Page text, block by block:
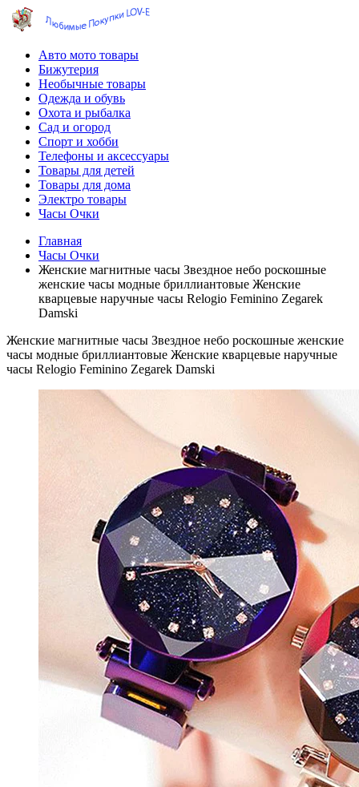
Авто мото товары
Бижутерия
Необычные товары
Одежда и обувь
Охота и рыбалка
Сад и огород
Спорт и хобби
Телефоны и аксессуары
Товары для детей
Товары для дома
Электро товары
Часы Очки
Главная
Часы Очки
Женские магнитные часы Звездное небо роскошные
женские часы модные бриллиантовые Женские
кварцевые наручные часы Relogio Feminino Zegarek
Damski
Женские магнитные часы Звездное небо роскошные женские
часы модные бриллиантовые Женские кварцевые наручные
часы Relogio Feminino Zegarek Damski